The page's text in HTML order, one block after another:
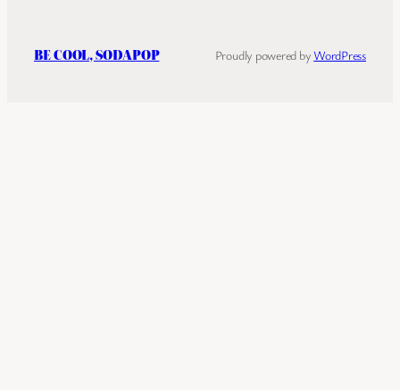
BE COOL, SODAPOP Proudly powered byWordPress